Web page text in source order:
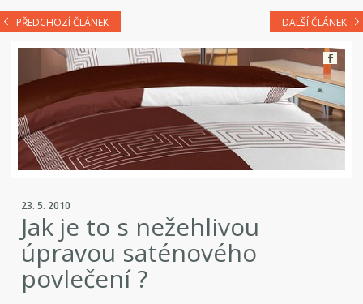
PŘEDCHOZÍ ČLÁNEK DALŠÍ ČLÁNEK
23. 5. 2010
Jak je to s nežehlivou
úpravou saténového
povlečení ?